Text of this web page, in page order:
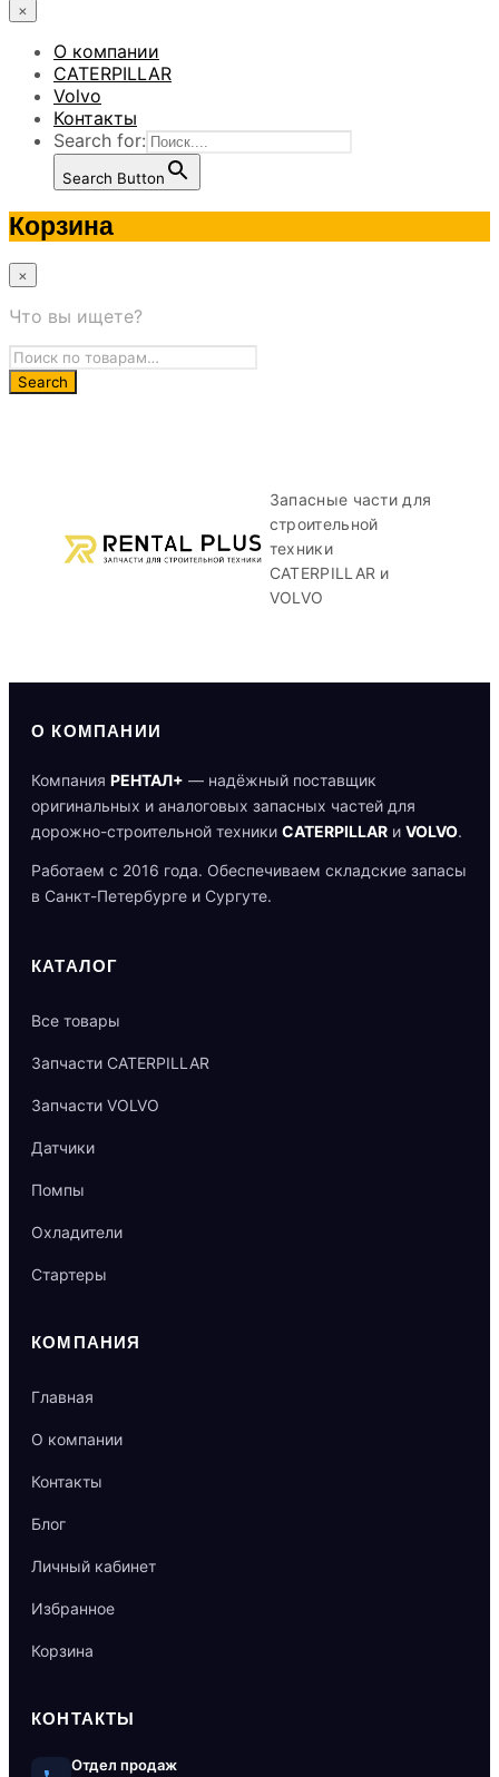
×
О компании
CATERPILLAR
Volvo
Контакты
Search for:
Search Button
Корзина
×
Что вы ищете?
Запасные части для
строительной
техники
CATERPILLAR и
VOLVO
О КОМПАНИИ
Компания РЕНТАЛ+ — надёжный поставщик
оригинальных и аналоговых запасных частей для
дорожно-строительной техники CATERPILLAR и VOLVO.
Работаем с 2016 года. Обеспечиваем складские запасы
в Санкт-Петербурге и Сургуте.
КАТАЛОГ
Все товары
Запчасти CATERPILLAR
Запчасти VOLVO
Датчики
Помпы
Охладители
Стартеры
КОМПАНИЯ
Главная
О компании
Контакты
Блог
Личный кабинет
Избранное
Корзина
КОНТАКТЫ
Отдел продаж